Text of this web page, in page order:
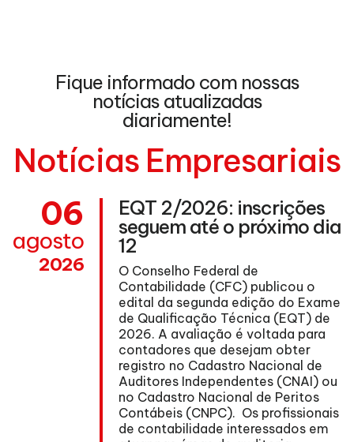
Fique informado com nossas
notícias atualizadas
diariamente!
Notícias Empresariais
06
agosto
2026
EQT 2/2026: inscrições
seguem até o próximo dia
12
O Conselho Federal de
Contabilidade (CFC) publicou o
edital da segunda edição do Exame
de Qualificação Técnica (EQT) de
2026. A avaliação é voltada para
contadores que desejam obter
registro no Cadastro Nacional de
Auditores Independentes (CNAI) ou
no Cadastro Nacional de Peritos
Contábeis (CNPC). Os profissionais
de contabilidade interessados em